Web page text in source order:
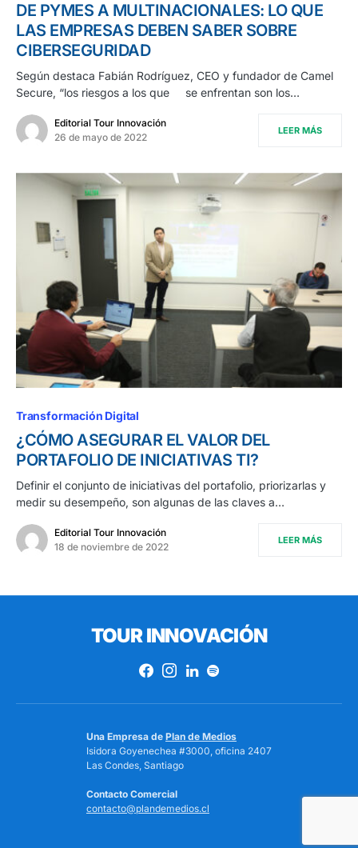
DE PYMES A MULTINACIONALES: LO QUE
LAS EMPRESAS DEBEN SABER SOBRE
CIBERSEGURIDAD
Según destaca Fabián Rodríguez, CEO y fundador de Camel
Secure, “los riesgos a los que se enfrentan son los…
Editorial Tour Innovación
26 de mayo de 2022
LEER MÁS
Transformación Digital
¿CÓMO ASEGURAR EL VALOR DEL
PORTAFOLIO DE INICIATIVAS TI?
Definir el conjunto de iniciativas del portafolio, priorizarlas y
medir su desempeño, son algunas de las claves a…
Editorial Tour Innovación
18 de noviembre de 2022
LEER MÁS
TOUR INNOVACIÓN
Una Empresa de Plan de Medios
Isidora Goyenechea #3000, oficina 2407
Las Condes, Santiago
Contacto Comercial
contacto@plandemedios.cl